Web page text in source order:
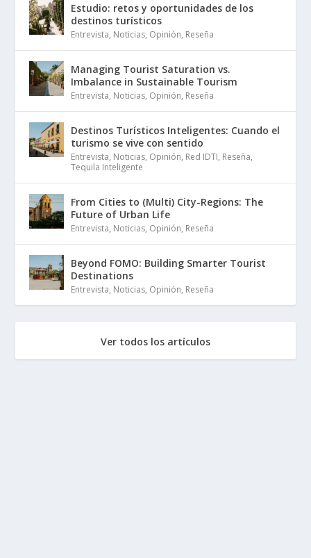
Estudio: retos y oportunidades de los
destinos turísticos
Entrevista, Noticias, Opinión, Reseña
Managing Tourist Saturation vs.
Imbalance in Sustainable Tourism
Entrevista, Noticias, Opinión, Reseña
Destinos Turísticos Inteligentes: Cuando el
turismo se vive con sentido
Entrevista, Noticias, Opinión, Red IDTI, Reseña,
Tequila Inteligente
From Cities to (Multi) City-Regions: The
Future of Urban Life
Entrevista, Noticias, Opinión, Reseña
Beyond FOMO: Building Smarter Tourist
Destinations
Entrevista, Noticias, Opinión, Reseña
Ver todos los artículos